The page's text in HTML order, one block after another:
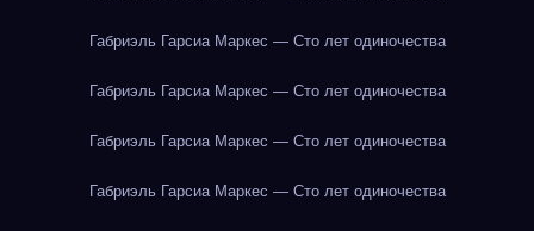
Габриэль Гарсиа Маркес — Сто лет одиночества
Габриэль Гарсиа Маркес — Сто лет одиночества
Габриэль Гарсиа Маркес — Сто лет одиночества
Габриэль Гарсиа Маркес — Сто лет одиночества